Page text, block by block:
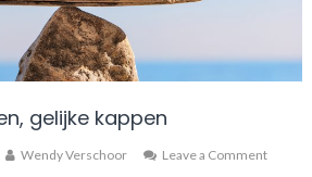
gelijke kappen
Wendy Verschoor Leave a Commenton